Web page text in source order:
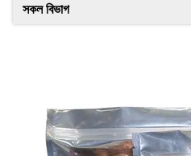
সকল বিভাগ